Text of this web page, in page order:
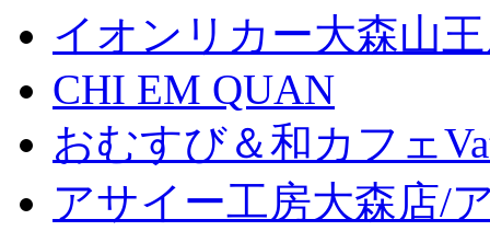
イオンリカー大森山
CHI EM QUAN
おむすび＆和カフェ
アサイー工房大森店/